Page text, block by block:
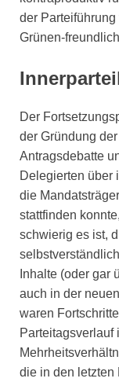
der
Grünen-
Der
der Gründung
Antragsdebatte
Delegierten über
die
stattfinden
schwierig es ist,
Inhalte (oder gar
auch in der
waren
Parteitagsverlauf
die in den letzten